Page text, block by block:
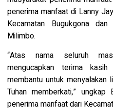
penerima manfaat di Lanny
Kecamatan Bugukgona
Milimbo.
“Atas nama seluruh
mengucapkan terima
membantu untuk menyalakan
Tuhan memberkati,”
penerima manfaat dari